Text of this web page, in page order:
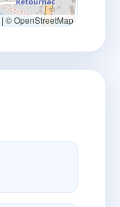
| © OpenStreetMap